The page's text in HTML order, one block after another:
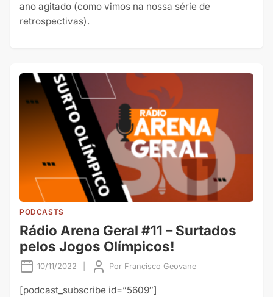
ano agitado (como vimos na nossa série de
retrospectivas).
PODCASTS
Rádio Arena Geral #11 – Surtados
pelos Jogos Olímpicos!
10/11/2022 Por Francisco Geovane
[podcast_subscribe id=”5609″]